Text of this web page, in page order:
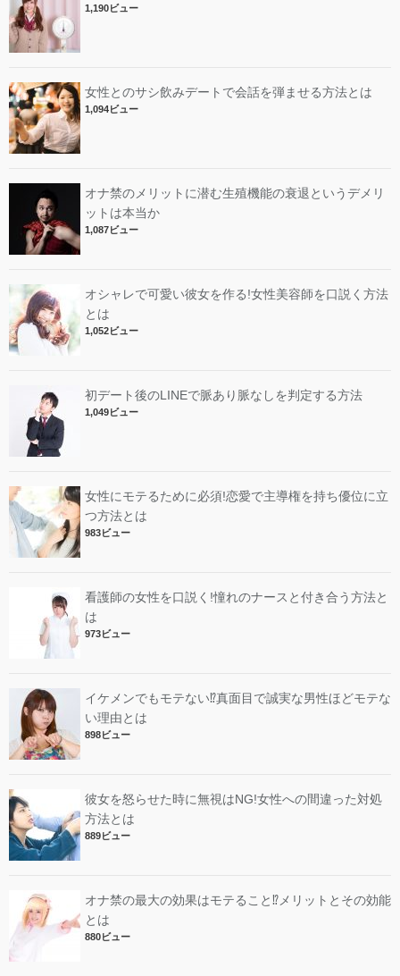
1,190ビュー
女性とのサシ飲みデートで会話を弾ませる方法とは
1,094ビュー
オナ禁のメリットに潜む生殖機能の衰退というデメリ
ットは本当か
1,087ビュー
オシャレで可愛い彼女を作る!女性美容師を口説く方法
とは
1,052ビュー
初デート後のLINEで脈あり脈なしを判定する方法
1,049ビュー
女性にモテるために必須!恋愛で主導権を持ち優位に立
つ方法とは
983ビュー
看護師の女性を口説く!憧れのナースと付き合う方法と
は
973ビュー
イケメンでもモテない⁉︎真面目で誠実な男性ほどモテな
い理由とは
898ビュー
彼女を怒らせた時に無視はNG!女性への間違った対処
方法とは
889ビュー
オナ禁の最大の効果はモテること⁉︎メリットとその効能
とは
880ビュー